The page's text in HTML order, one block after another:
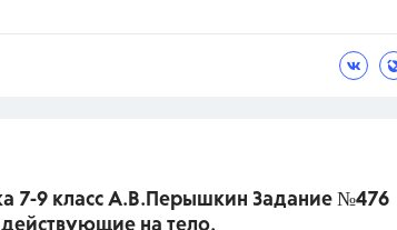
7-9 класс А.В.Перышкин Задание №476
на тело.